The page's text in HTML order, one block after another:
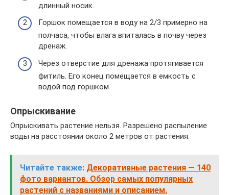
длинный носик.
Горшок помещается в воду на 2/3 примерно на
полчаса, чтобы влага впиталась в почву через
дренаж.
Через отверстие для дренажа протягивается
фитиль. Его конец помещается в емкость с
водой под горшком.
Опрыскивание
Опрыскивать растение нельзя. Разрешено распыление
воды на расстоянии около 2 метров от растения.
Читайте также: Декоративные растения — 140
фото вариантов. Обзор самых популярных
растений с названиями и описанием.